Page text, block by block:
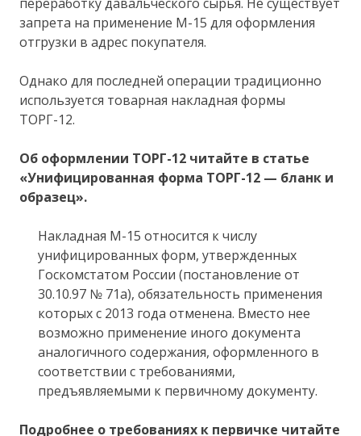
переработку давальческого сырья. Не существует
запрета на применение М-15 для оформления
отгрузки в адрес покупателя.
Однако для последней операции традиционно
используется товарная накладная формы
ТОРГ-12.
Об оформлении ТОРГ-12 читайте в статье
«Унифицированная форма ТОРГ-12 — бланк и
образец».
Накладная М-15 относится к числу
унифицированных форм, утвержденных
Госкомстатом России (постановление от
30.10.97 № 71а), обязательность применения
которых с 2013 года отменена. Вместо нее
возможно применение иного документа
аналогичного содержания, оформленного в
соответствии с требованиями,
предъявляемыми к первичному документу.
Подробнее о требованиях к первичке читайте